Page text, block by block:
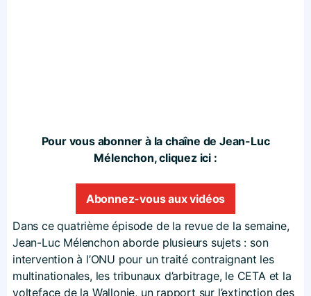
Pour vous abonner à la chaîne de Jean-Luc
Mélenchon, cliquez ici :
Abonnez-vous aux vidéos
Dans ce quatrième épisode de la revue de la semaine,
Jean-Luc Mélenchon aborde plusieurs sujets : son
intervention à l’ONU pour un traité contraignant les
multinationales, les tribunaux d’arbitrage, le CETA et la
volteface de la Wallonie, un rapport sur l’extinction des